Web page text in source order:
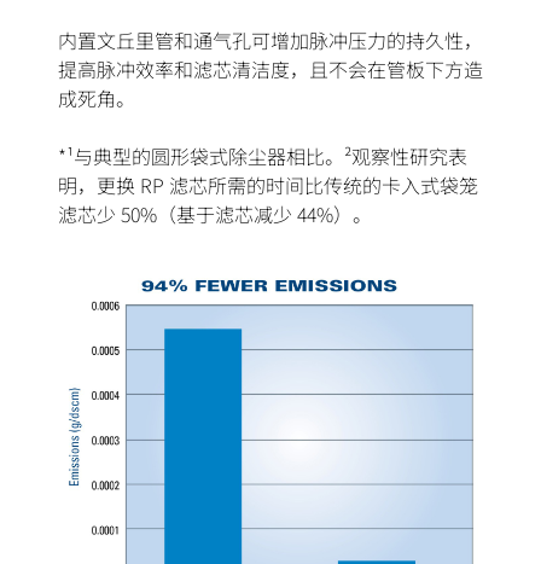
内置文丘里管和通气孔可增加脉冲压力的持久性，
提高脉冲效率和滤芯清洁度，且不会在管板下方造
成死角。
*¹与典型的圆形袋式除尘器相比。²观察性研究表
明，更换 RP 滤芯所需的时间比传统的卡入式袋笼
滤芯少 50%（基于滤芯减少 44%）。